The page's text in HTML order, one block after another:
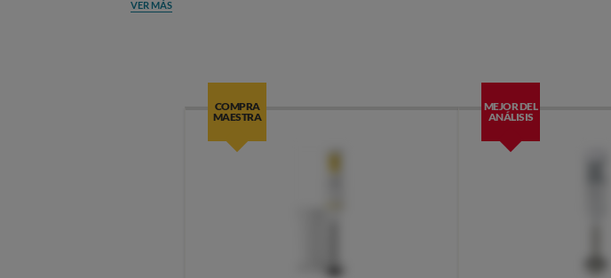
VER MÁS
COMPRA
MAESTRA
MEJOR DEL
ANÁLISIS